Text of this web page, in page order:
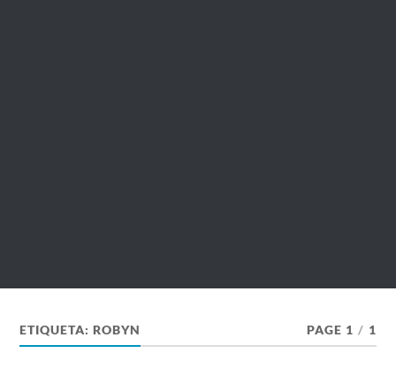
ETIQUETA:ROBYN PAGE 1 / 1